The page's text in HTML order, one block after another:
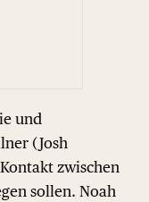
und
(Josh
zwischen
sollen. Noah